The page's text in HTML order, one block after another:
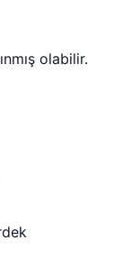
olabilir.